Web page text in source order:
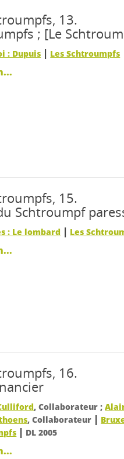
13.
; [Le
: Dupuis | Les Schtroumpfs
15.
Schtroumpf
: Le lombard | Les
16.
, Collaborateur ;
, Collaborateur |
| DL 2005